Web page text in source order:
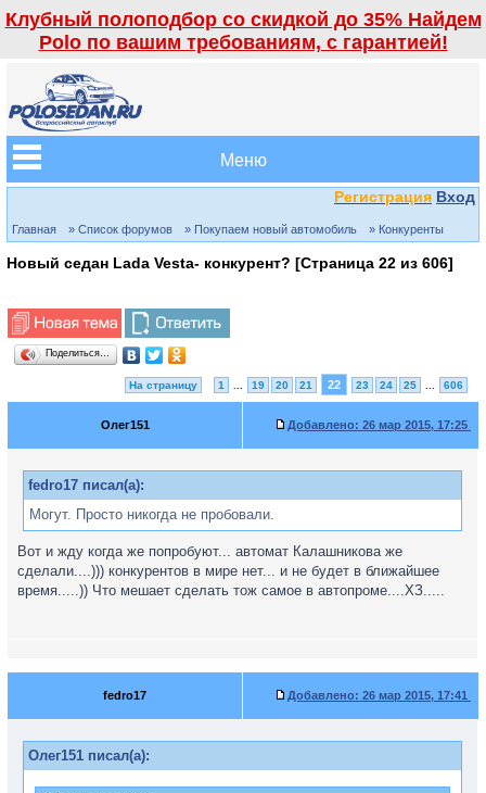
Клубный полоподбор со скидкой до 35% Найдем
Polo по вашим требованиям, с гарантией!
Меню
Регистрация Вход
Главная » Список форумов » Покупаем новый автомобиль » Конкуренты
Новый седан Lada Vesta- конкурент? [Страница 22 из 606]
Поделиться…
На страницу 1 19 20 21 22 23 24 25 606
Олег151 Добавлено: 26 мар 2015, 17:25
fedro17 писал(а):
Могут. Просто никогда не пробовали.
Вот и жду когда же попробуют... автомат Калашникова же
сделали....))) конкурентов в мире нет... и не будет в ближайшее
время.....)) Что мешает сделать тож самое в автопроме....ХЗ.....
fedro17 Добавлено: 26 мар 2015, 17:41
Олег151 писал(а):